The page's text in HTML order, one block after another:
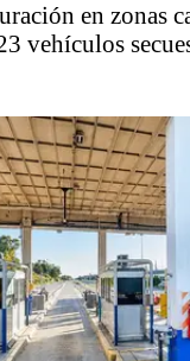
en zonas
vehículos